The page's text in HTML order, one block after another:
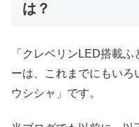
は？
「クレベリンLED搭載
ーは、これまでにもいろ
ウシシャ」です。